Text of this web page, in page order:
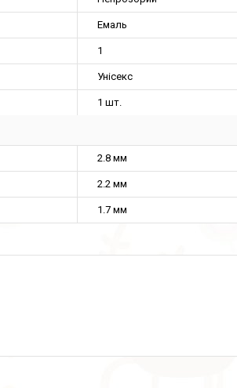
Емаль
1
Унісекс
1 шт.
2.8 мм
2.2 мм
1.7 мм